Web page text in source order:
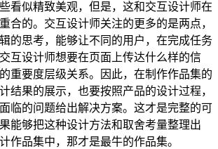
看似精致美观，但是，这和交互设计师在
合的。交互设计师关注的更多的是两点，
的思考，能够让不同的用户，在完成任务
互设计师想要在页面上传达什么样的信
重要度层级关系。因此，在制作作品集的
结果的展示，也要按照产品的设计过程，
临的问题给出解决方案。这才是完整的可
能够把这种设计方法和取舍考量整理出
作品集中，那才是最牛的作品集。